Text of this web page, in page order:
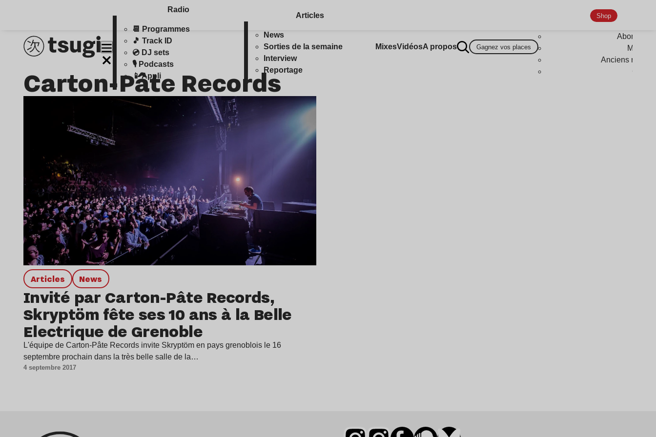
Radio
📆 Programmes
🎵 Track ID
💿 DJ sets
🎙️ Podcasts
📱 Appli
Articles
News
Sorties de la semaine
Interview
Reportage
MixesVidéosA propos Gagnez vos places
Shop
Anciens
Carton-Pâte Records
Articles news
Invité par Carton-Pâte Records,
Skryptöm fête ses 10 ans à la Belle
Electrique de Grenoble
L'équipe de Carton-Pâte Records invite Skryptöm en pays grenoblois le 16
septembre prochain dans la très belle salle de la…
4 septembre 2017